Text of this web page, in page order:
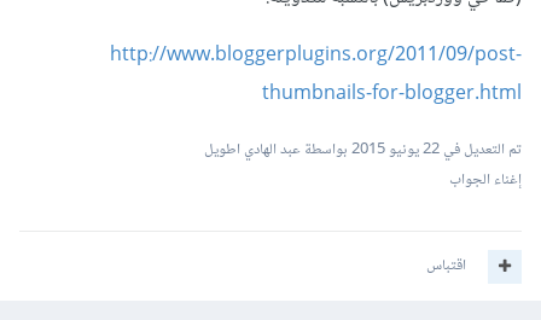
http://www.bloggerplugins.org/2011/09/post-
thumbnails-for-blogger.html
تم التعديل في22 يونيو 2015
بواسطة عبد الهادي اطويل
إغناء الجواب
اقتباس